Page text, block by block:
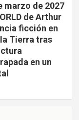
marzo de 2027
de Arthur
ficción en
Tierra tras
en un